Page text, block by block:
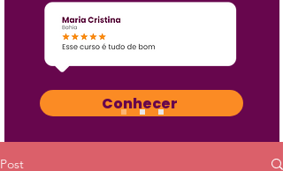
Conhecer
Post